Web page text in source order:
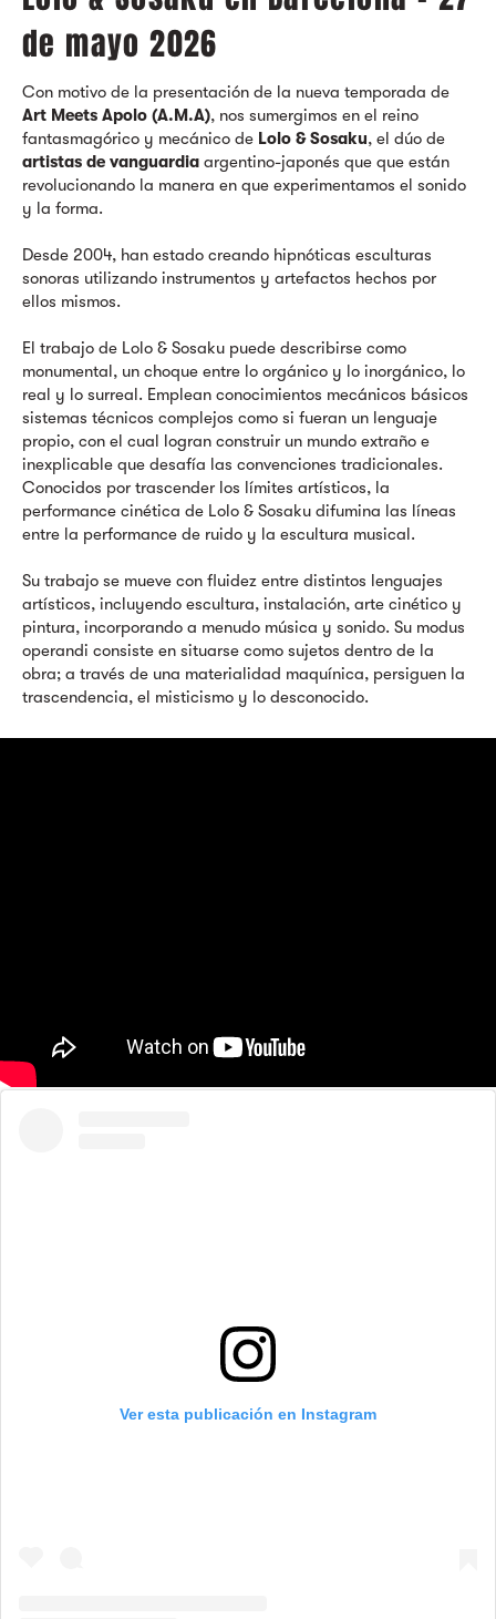
de mayo 2026
Con motivo de la presentación de la nueva temporada de
Art Meets Apolo (A.M.A), nos sumergimos en el reino
fantasmagórico y mecánico de Lolo & Sosaku, el dúo de
artistas de vanguardia argentino-japonés que que están
revolucionando la manera en que experimentamos el sonido
y la forma.
Desde 2004, han estado creando hipnóticas esculturas
sonoras utilizando instrumentos y artefactos hechos por
ellos mismos.
El trabajo de Lolo & Sosaku puede describirse como
monumental, un choque entre lo orgánico y lo inorgánico, lo
real y lo surreal. Emplean conocimientos mecánicos básicos
sistemas técnicos complejos como si fueran un lenguaje
propio, con el cual logran construir un mundo extraño e
inexplicable que desafía las convenciones tradicionales.
Conocidos por trascender los límites artísticos, la
performance cinética de Lolo & Sosaku difumina las líneas
entre la performance de ruido y la escultura musical.
Su trabajo se mueve con fluidez entre distintos lenguajes
artísticos, incluyendo escultura, instalación, arte cinético y
pintura, incorporando a menudo música y sonido. Su modus
operandi consiste en situarse como sujetos dentro de la
obra; a través de una materialidad maquínica, persiguen la
trascendencia, el misticismo y lo desconocido.
Ver esta publicación en Instagram